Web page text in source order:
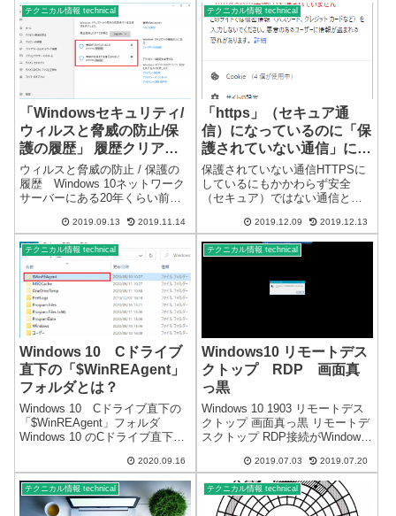
パソコンをクリーンインストー
ルすることもあります。...
機能はありません。※管理画面
で更新を簡単に促してきま...
テクニカル情報 technical
「Windowsセキュリティ/
ウィルスと脅威の防止/保
護の履歴」 履歴クリア
できない→解決しました
ウィルスと脅威の防止 / 保護の
履歴 Windows 10ネットワーク
サーバーにある20年くらい前の
Windowsセキュリティの「ウィ
ルスと脅威の防止」が反応しま
した。使用するファイルでもな
く必要ないファイルなので...
2019.09.13 2019.11.14
テクニカル情報 technical
「https」（セキュア通
信）になっているのに「保
護されていない通信」にな
る
保護されていない通信HTTPSに
しているにもかかわらず安全
（セキュア）ではない通信と表
ウザでの表示セキュア通信であ
れば、鍵マークが表示されま
す。HTTPSになっていても鍵マ
2019.12.09 2019.12.13
テクニカル情報 technical
Windows 10 Cドライブ
直下の「$WinREAgent」
フォルダとは？
Windows 10 Cドライブ直下の
「$WinREAgent」フォルダ
Windows 10 のCドライブ直下
というフォルダが出来る。隠し
フォルダになっていますが、シ
ステムフォルダではないので表
示設定に...
2020.09.16
テクニカル情報 technical
Windows10 リモートデス
クトップ RDP 画面真
っ黒
Windows 10 1903 リモートデス
クトップ 画面真っ黒 リモートデ
スクトップ RDP接続がWindows
ります。真っ黒の画面↓接続情報
メッセージ↓接続は出来るのです
が、画面が真っ黒になり、正...
2019.07.03 2019.07.20
テクニカル情報 technical テクニカル情報 technical